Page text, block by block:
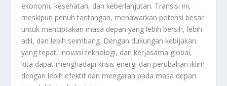
ekonomi, kesehatan, dan keberlanjutan. Transisi ini,
meskipun penuh tantangan, menawarkan potensi besar
untuk menciptakan masa depan yang lebih bersih, lebih
adil, dan lebih seimbang. Dengan dukungan kebijakan
yang tepat, inovasi teknologi, dan kerjasama global,
kita dapat menghadapi krisis energi dan perubahan iklim
dengan lebih efektif dan mengarah pada masa depan